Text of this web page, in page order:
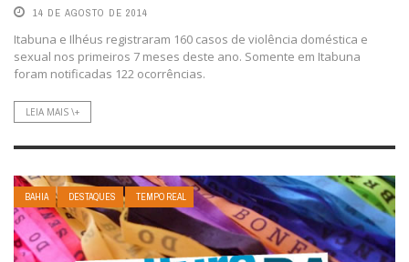
14 DE AGOSTO DE 2014
Itabuna e Ilhéus registraram 160 casos de violência doméstica e
sexual nos primeiros 7 meses deste ano. Somente em Itabuna
foram notificadas 122 ocorrências.
LEIA MAIS \+
BAHIA DESTAQUES TEMPO REAL